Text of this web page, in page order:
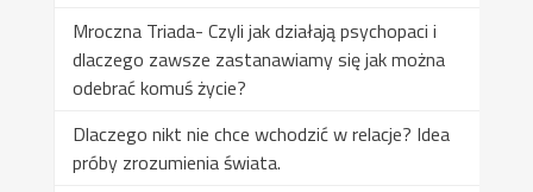
Mroczna Triada- Czyli jak działają psychopaci i
dlaczego zawsze zastanawiamy się jak można
odebrać komuś życie?
Dlaczego nikt nie chce wchodzić w relacje? Idea
próby zrozumienia świata.